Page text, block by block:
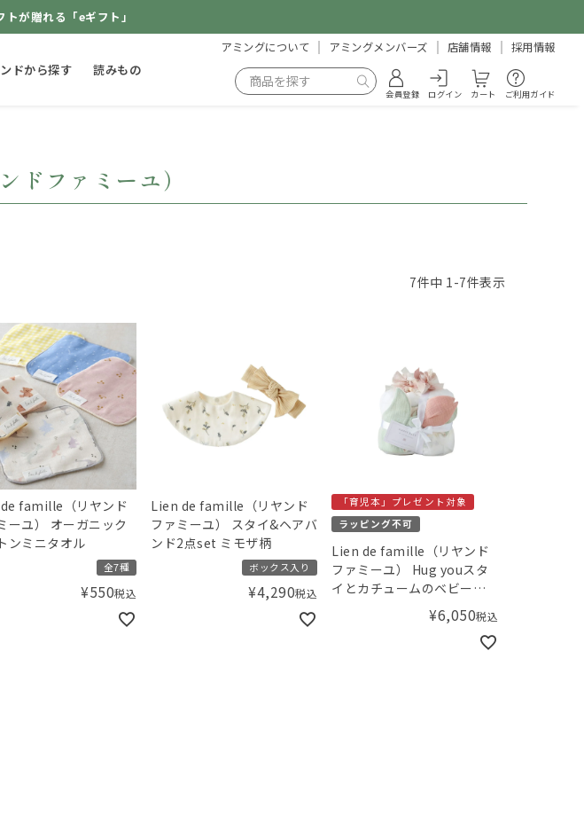
が贈れる「eギフト」
ドから探す 読みもの
アミングについて アミングメンバーズ 店舗情報 採用情報
会員登録 ログイン カート ご利用ガイド
ファミーユ）
7件中 1-7件表示
famille（リヤンド
ーユ） オーガニック
ンミニタオル
全7種
¥550税込
Lien de famille（リヤンド
ファミーユ） スタイ&ヘアバ
ンド2点set ミモザ柄
ボックス入り
¥4,290税込
「育児本」プレゼント対象
ラッピング不可
Lien de famille（リヤンド
ファミーユ） Hug youスタ
イとカチュームのベビーケ
ーキ チューリップ
¥6,050税込